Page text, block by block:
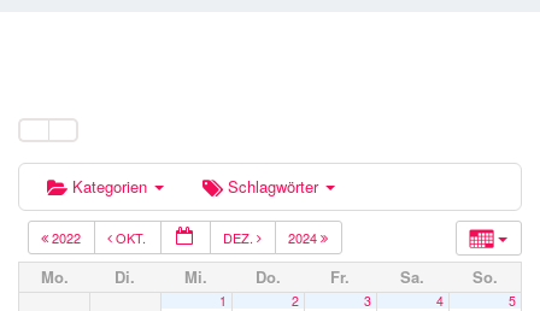
Kategorien Schlagwörter
2022 OKT. DEZ. 2024
Mo. Di. Mi. Do. Fr. Sa. So.
1 2 3 4 5